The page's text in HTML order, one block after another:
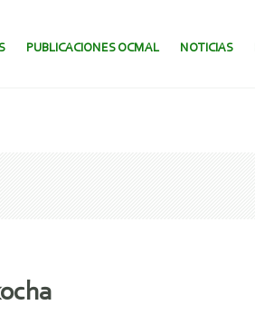
PUBLICACIONES OCMAL NOTICIAS